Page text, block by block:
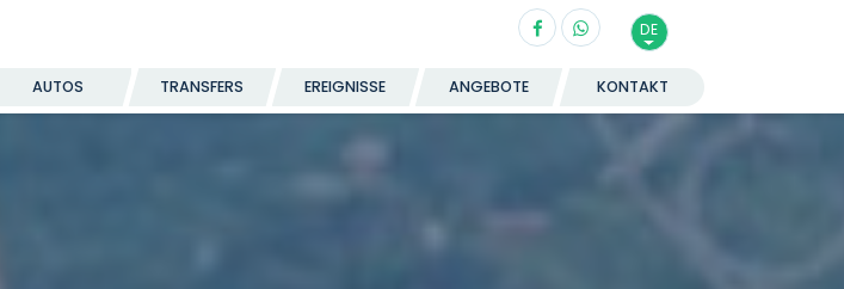
DE
AUTOS TRANSFERS EREIGNISSE ANGEBOTE KONTAKT